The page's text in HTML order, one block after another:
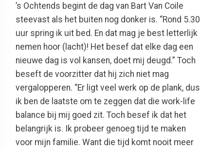
’s Ochtends begint de dag van Bart Van Coile
steevast als het buiten nog donker is. “Rond 5.30
uur spring ik uit bed. En dat mag je best letterlijk
nemen hoor (lacht)! Het besef dat elke dag een
nieuwe dag is vol kansen, doet mij deugd.” Toch
beseft de voorzitter dat hij zich niet mag
vergalopperen. “Er ligt veel werk op de plank, dus
ik ben de laatste om te zeggen dat die work-life
balance bij mij goed zit. Toch besef ik dat het
belangrijk is. Ik probeer genoeg tijd te maken
voor mijn familie. Want die tijd komt nooit meer